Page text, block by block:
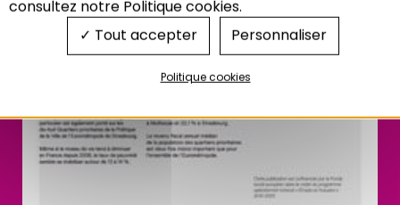
consultez notre Politique cookies.
Tout accepter
Personnaliser
Politique cookies